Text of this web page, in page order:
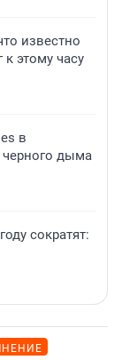
известно
этому часу
в
черного дыма
сократят: